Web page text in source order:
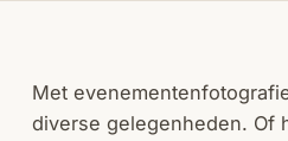
Met
diverse gelegenheden. Of